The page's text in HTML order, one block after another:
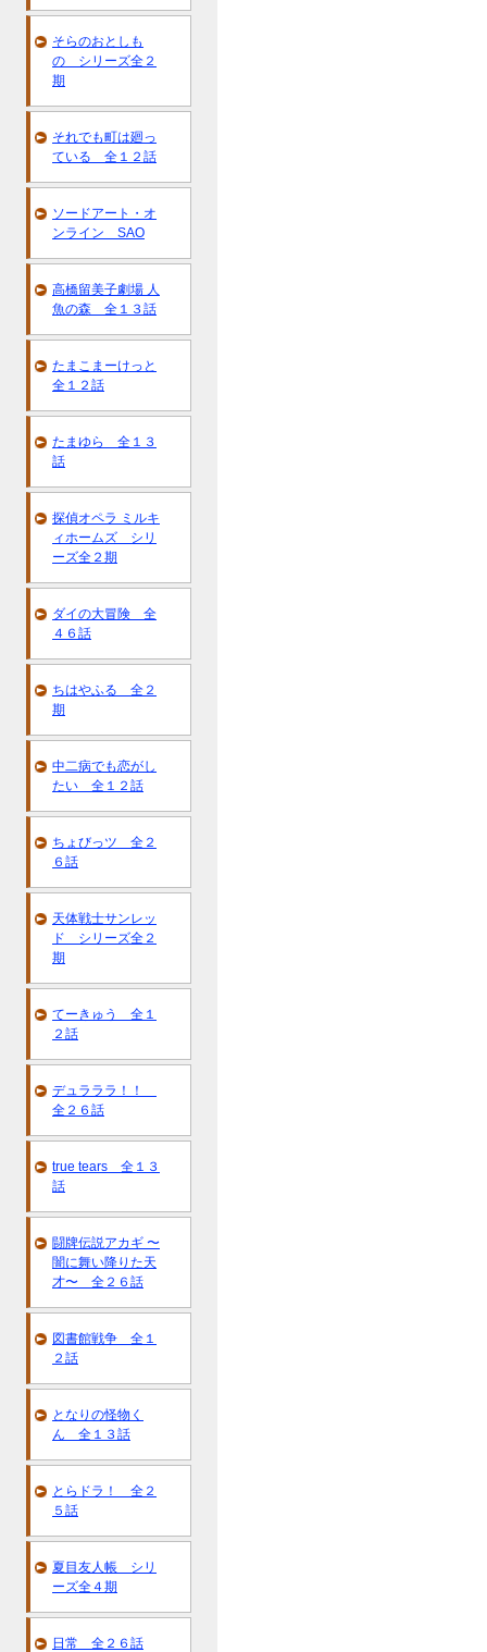
そらのおとしも
の シリーズ全２
期
それでも町は廻っ
ている 全１２話
ソードアート・オ
ンライン SAO
高橋留美子劇場 人
魚の森 全１３話
たまこまーけっと
全１２話
たまゆら 全１３
話
探偵オペラ ミルキ
ィホームズ シリ
ーズ全２期
ダイの大冒険 全
４６話
ちはやふる 全２
期
中二病でも恋がし
たい 全１２話
ちょびっツ 全２
６話
天体戦士サンレッ
ド シリーズ全２
期
てーきゅう 全１
２話
デュラララ！！
全２６話
true tears 全１３
話
闘牌伝説アカギ 〜
闇に舞い降りた天
才〜 全２６話
図書館戦争 全１
２話
となりの怪物く
ん 全１３話
とらドラ！ 全２
５話
夏目友人帳 シリ
ーズ全４期
日常 全２６話